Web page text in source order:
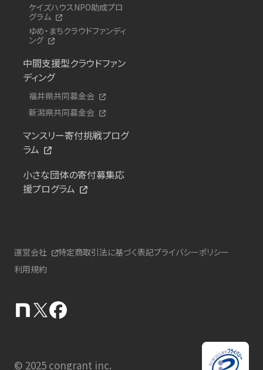
ケイズハウスNPO助成プロ
グラム
ゆめ・まちクラウドファンディ
ング
中間支援型クラウドファン
ディング
福井県共同募金会
新潟県共同募金会
マンスリー寄付挑戦プログ
ラム
小さな団体の寄付募集応
援プログラム
運営会社 特定商取引法に基づく表記プライバシーポリシー
利用規約
© 2025 congrant inc.